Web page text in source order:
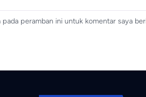
peramban ini untuk komentar saya